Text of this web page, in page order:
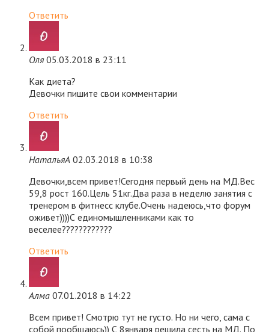
Ответить
Оля 05.03.2018 в 23:11
Как диета?
Девочки пишите свои комментарии
Ответить
НатальяА 02.03.2018 в 10:38
Девочки,всем привет!Сегодня первый день на МД.Вес
59,8 рост 160.Цель 51кг.Два раза в неделю занятия с
тренером в фитнесс клубе.Очень надеюсь,что форум
оживет))))С единомышленниками как то
веселее????????????
Ответить
Алма 07.01.2018 в 14:22
Всем привет! Смотрю тут не густо. Но ни чего, сама с
собой пообщаюсь)) С 8января решила сесть на МД. По